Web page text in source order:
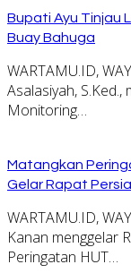
Bupati Ayu Tinjau
Buay Bahuga
WARTAMU.ID,
Asalasiyah,
Monitoring…
Matangkan
Gelar Rapat
WARTAMU.ID,
Kanan menggelar
Peringatan HUT…